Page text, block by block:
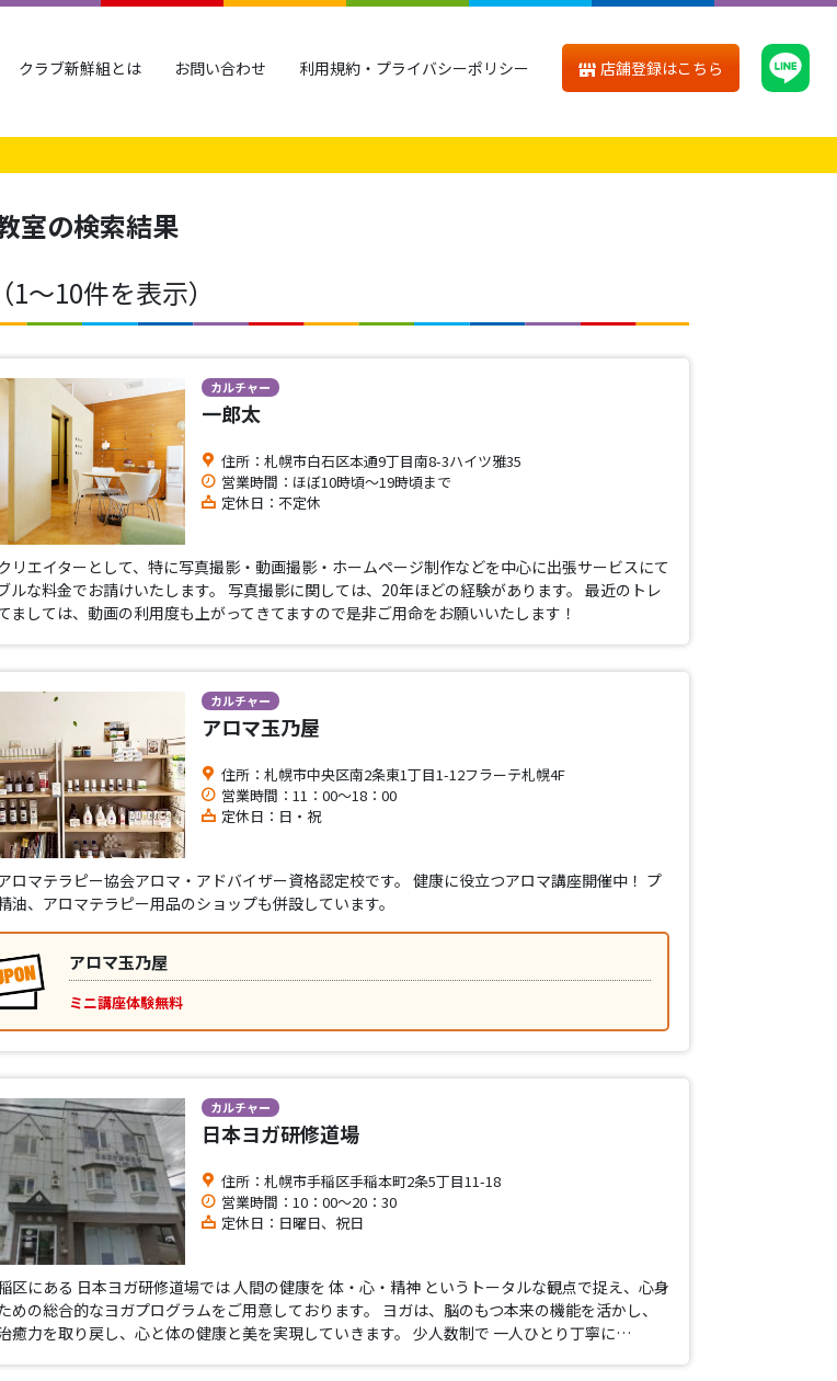
クラブ新鮮組とは お問い合わせ 利用規約・プライバシーポリシー 店舗登録はこちら
室の検索結果
（1〜10件を表示）
カルチャー
一郎太
住所：札幌市白石区本通9丁目南8-3ハイツ雅35
営業時間：ほぼ10時頃〜19時頃まで
定休日：不定休
リエイターとして、特に写真撮影・動画撮影・ホームページ制作などを中心に出張サービスにて
ルな料金でお請けいたします。 写真撮影に関しては、20年ほどの経験があります。 最近のトレ
ましては、動画の利用度も上がってきてますので是非ご用命をお願いいたします！
カルチャー
アロマ玉乃屋
住所：札幌市中央区南2条東1丁目1-12フラーテ札幌4F
営業時間：11：00～18：00
定休日：日・祝
ロマテラピー協会アロマ・アドバイザー資格認定校です。 健康に役立つアロマ講座開催中！ プ
油、アロマテラピー用品のショップも併設しています。
アロマ玉乃屋
ミニ講座体験無料
カルチャー
日本ヨガ研修道場
住所：札幌市手稲区手稲本町2条5丁目11-18
営業時間：10：00～20：30
定休日：日曜日、祝日
区にある 日本ヨガ研修道場では 人間の健康を 体・心・精神 というトータルな観点で捉え、心身
めの総合的なヨガプログラムをご用意しております。 ヨガは、脳のもつ本来の機能を活かし、
癒力を取り戻し、心と体の健康と美を実現していきます。 少人数制で 一人ひとり丁寧に…